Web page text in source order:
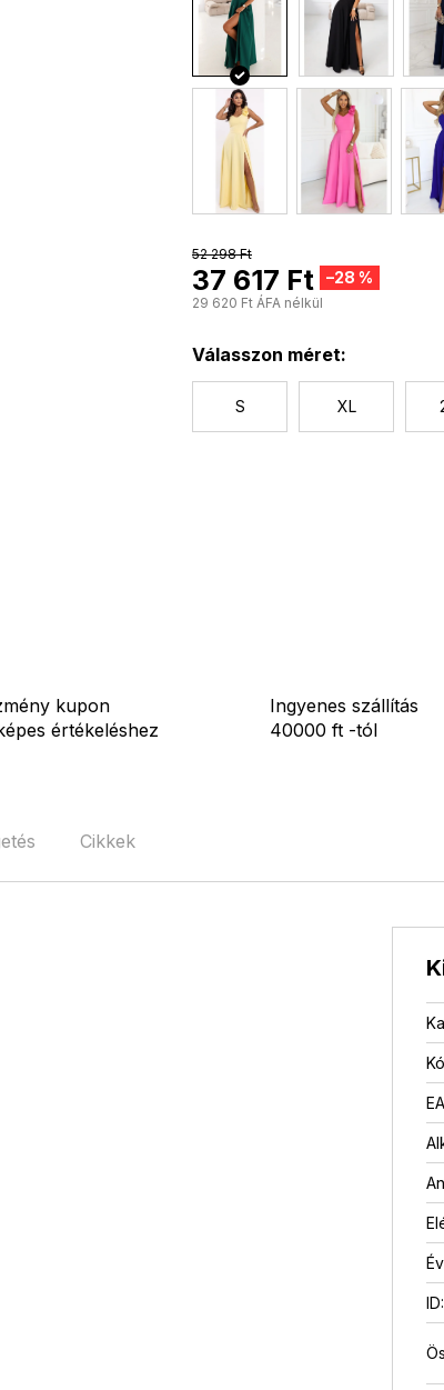
52 298 Ft
–28 %
37 617 Ft
29 620 Ft ÁFA nélkül
Válasszon méret:
S XL
kupon
értékeléshez
Ingyenes szállítás
40000 ft -tól
Cikkek
ID: